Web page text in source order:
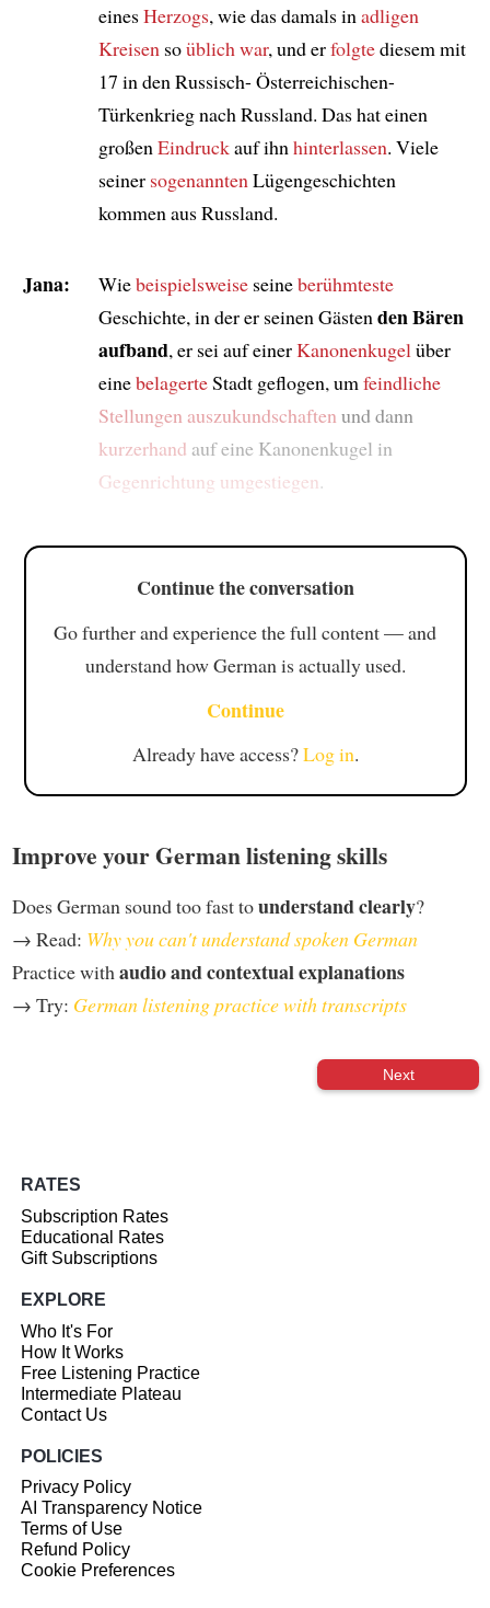
einesHerzogs, wie das damals in adligen
Kreisen soüblich war, und erfolgtediesem mit
17 in den Russisch- Österreichischen-
Türkenkrieg nach Russland. Das hat einen
großen Eindruckauf ihn hinterlassen. Viele
seiner sogenannten Lügengeschichten
kommen aus Russland.
Jana: Wiebeispielsweiseseineberühmteste
Geschichte, in der er seinen Gästen den Bären
aufband, er sei auf einerKanonenkugel über
einebelagerteStadt geflogen, um feindliche
Stellungen auszukundschaften und dann
kurzerhand auf eine Kanonenkugel in
Gegenrichtung umgestiegen.
Continue the conversation
Go further and experience the full content — and
understand how German is actually used.
Continue
Already have access?Log in.
Improve your German listening skills
Does German sound too fast tounderstand clearly?
→ Read: Why you can't understand spoken German
Practice with audio and contextual explanations
→ Try: German listening practice with transcripts
Next
RATES
Subscription Rates
Educational Rates
Gift Subscriptions
EXPLORE
Who It's For
How It Works
Free Listening Practice
Intermediate Plateau
Contact Us
POLICIES
Privacy Policy
AI Transparency Notice
Terms of Use
Refund Policy
Cookie Preferences